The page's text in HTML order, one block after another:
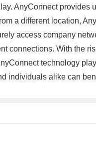
AnyConnect provides
a different location,
access company
connections. With the
technology
individuals alike can